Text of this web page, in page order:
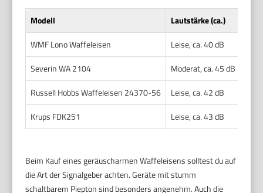
Modell Lautstärke (ca.)
WMF Lono Waffeleisen
Leise, ca. 40 dB
Severin WA 2104
Moderat, ca. 45 dB
Russell Hobbs Waffeleisen 24370-56
Leise, ca. 42 dB
Krups FDK251
Leise, ca. 43 dB
Beim Kauf eines geräuscharmen Waffeleisens solltest du auf
die Art der Signalgeber achten. Geräte mit stumm
schaltbarem Piepton sind besonders angenehm. Auch die